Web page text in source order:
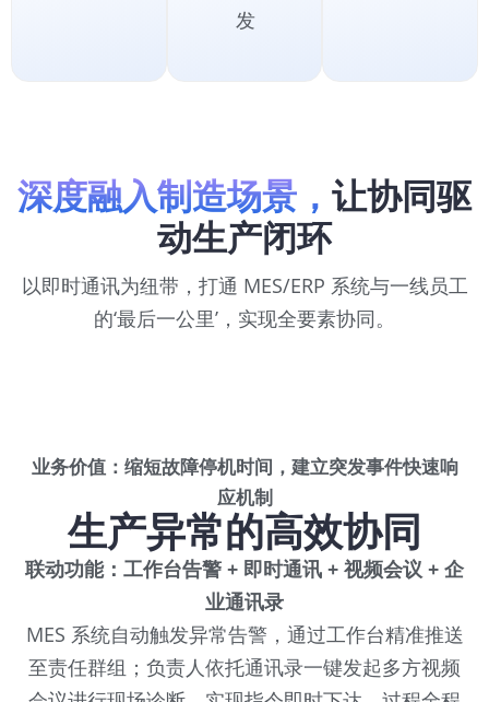
发
深度融入制造场景， 让协同驱
动生产闭环
以即时通讯为纽带，打通 MES/ERP 系统与一线员工
的‘最后一公里’，实现全要素协同。
业务价值：缩短故障停机时间，建立突发事件快速响
应机制
生产异常的高效协同
联动功能：工作台告警 + 即时通讯 + 视频会议 + 企
业通讯录
MES 系统自动触发异常告警，通过工作台精准推送
至责任群组；负责人依托通讯录一键发起多方视频